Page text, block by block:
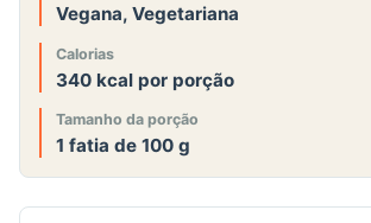
Vegana, Vegetariana
Calorias
340 kcal por porção
Tamanho da porção
1 fatia de 100 g